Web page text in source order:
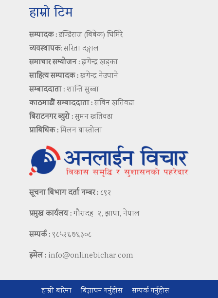
हाम्रो टिम
सम्पादक :डण्डिराज (बिबेक) घिमिरे
व्यवस्थापक:सरिता दङ्गाल
समाचार सम्योजन :झगेन्द्र खड्का
साहित्य सम्पादक :खगेन्द्र नेउपाने
सम्बाददाता :शान्ति सुब्बा
काठमाडौं सम्बाददाता :सबिन खतिवडा
बिराटनगर ब्युरो :सुमन खतिवडा
प्राबिधिक :मिलन बास्तोला
सूचना बिभाग दर्ता नम्बर : ८९२
प्रमुख कार्यलय :गौरादह -२, झापा, नेपाल
सम्पर्क : ९८५२६७६३०८
इमेल : info@onlinebichar.com
हाम्रो बारेमा बिज्ञापन गर्नुहोस सम्पर्क गर्नुहोस